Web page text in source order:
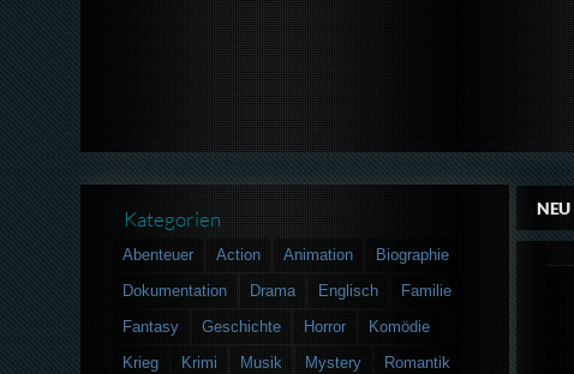
NEU
Kategorien
Abenteuer Action Animation
Biographie
Dokumentation
Drama Englisch
Familie
Fantasy
Geschichte Horror
Komödie
Krieg
Krimi Musik Mystery
Romantik